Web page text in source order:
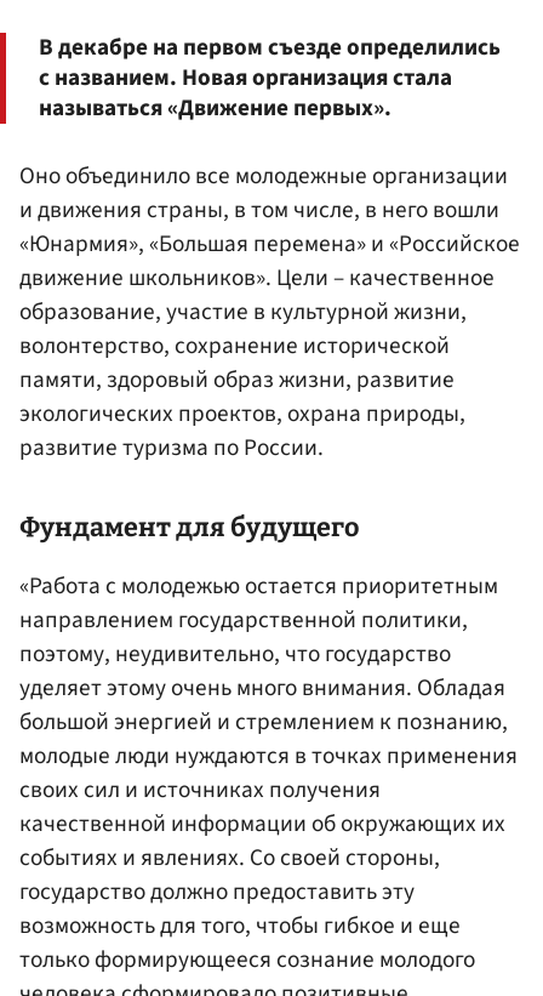
В декабре на первом съезде определились
с названием. Новая организация стала
называться «Движение первых».
Оно объединило все молодежные организации
и движения страны, в том числе, в него вошли
«Юнармия», «Большая перемена» и «Российское
движение школьников». Цели – качественное
образование, участие в культурной жизни,
волонтерство, сохранение исторической
памяти, здоровый образ жизни, развитие
экологических проектов, охрана природы,
развитие туризма по России.
Фундамент для будущего
«Работа с молодежью остается приоритетным
направлением государственной политики,
поэтому, неудивительно, что государство
уделяет этому очень много внимания. Обладая
большой энергией и стремлением к познанию,
молодые люди нуждаются в точках применения
своих сил и источниках получения
качественной информации об окружающих их
событиях и явлениях. Со своей стороны,
государство должно предоставить эту
возможность для того, чтобы гибкое и еще
только формирующееся сознание молодого